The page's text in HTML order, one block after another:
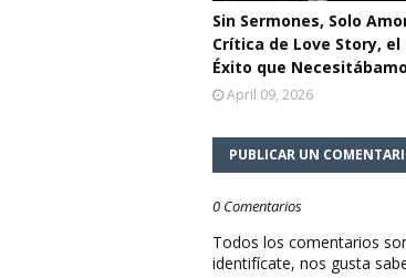
Sin Sermones, Solo
Crítica de Love Story, el
Éxito que
April 09, 2026
PUBLICAR UN
0 Comentarios
Todos los comentarios
identifícate, nos gusta